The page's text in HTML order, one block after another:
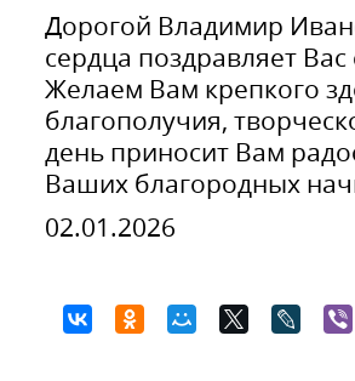
Дорогой Владимир
сердца поздравляет
Желаем Вам крепкого
благополучия,
день приносит Вам
Ваших благородных
02.01.2026